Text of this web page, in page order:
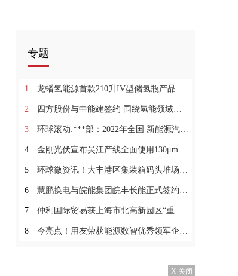
专题
1 龙蟠氢能源首款210升IV型储氢瓶产品成功试制下线
2 四方股份与中能建签约 围绕氢能领域项目建设展开全方位战略合作
3 环球滚动:***部：2022年全国 新能源汽车保有量达1310万辆
4 金刚光伏宣布吴江产线全面使用130μm硅片-环球新动态
5 环球微资讯！大丰港区集装箱码头堆场获国内首张堆场碳中和承诺审定声明
6 慧鹏换电与皖能集团皖丰长能正式签约轻卡换电站合作项目
7 仲利国际贸易获上海市北高新园区“重大贡献奖”:每日快看
8 今亮点！用友荣获能源数智优秀领军企业奖 全面助力能源行业数智化
X 关闭